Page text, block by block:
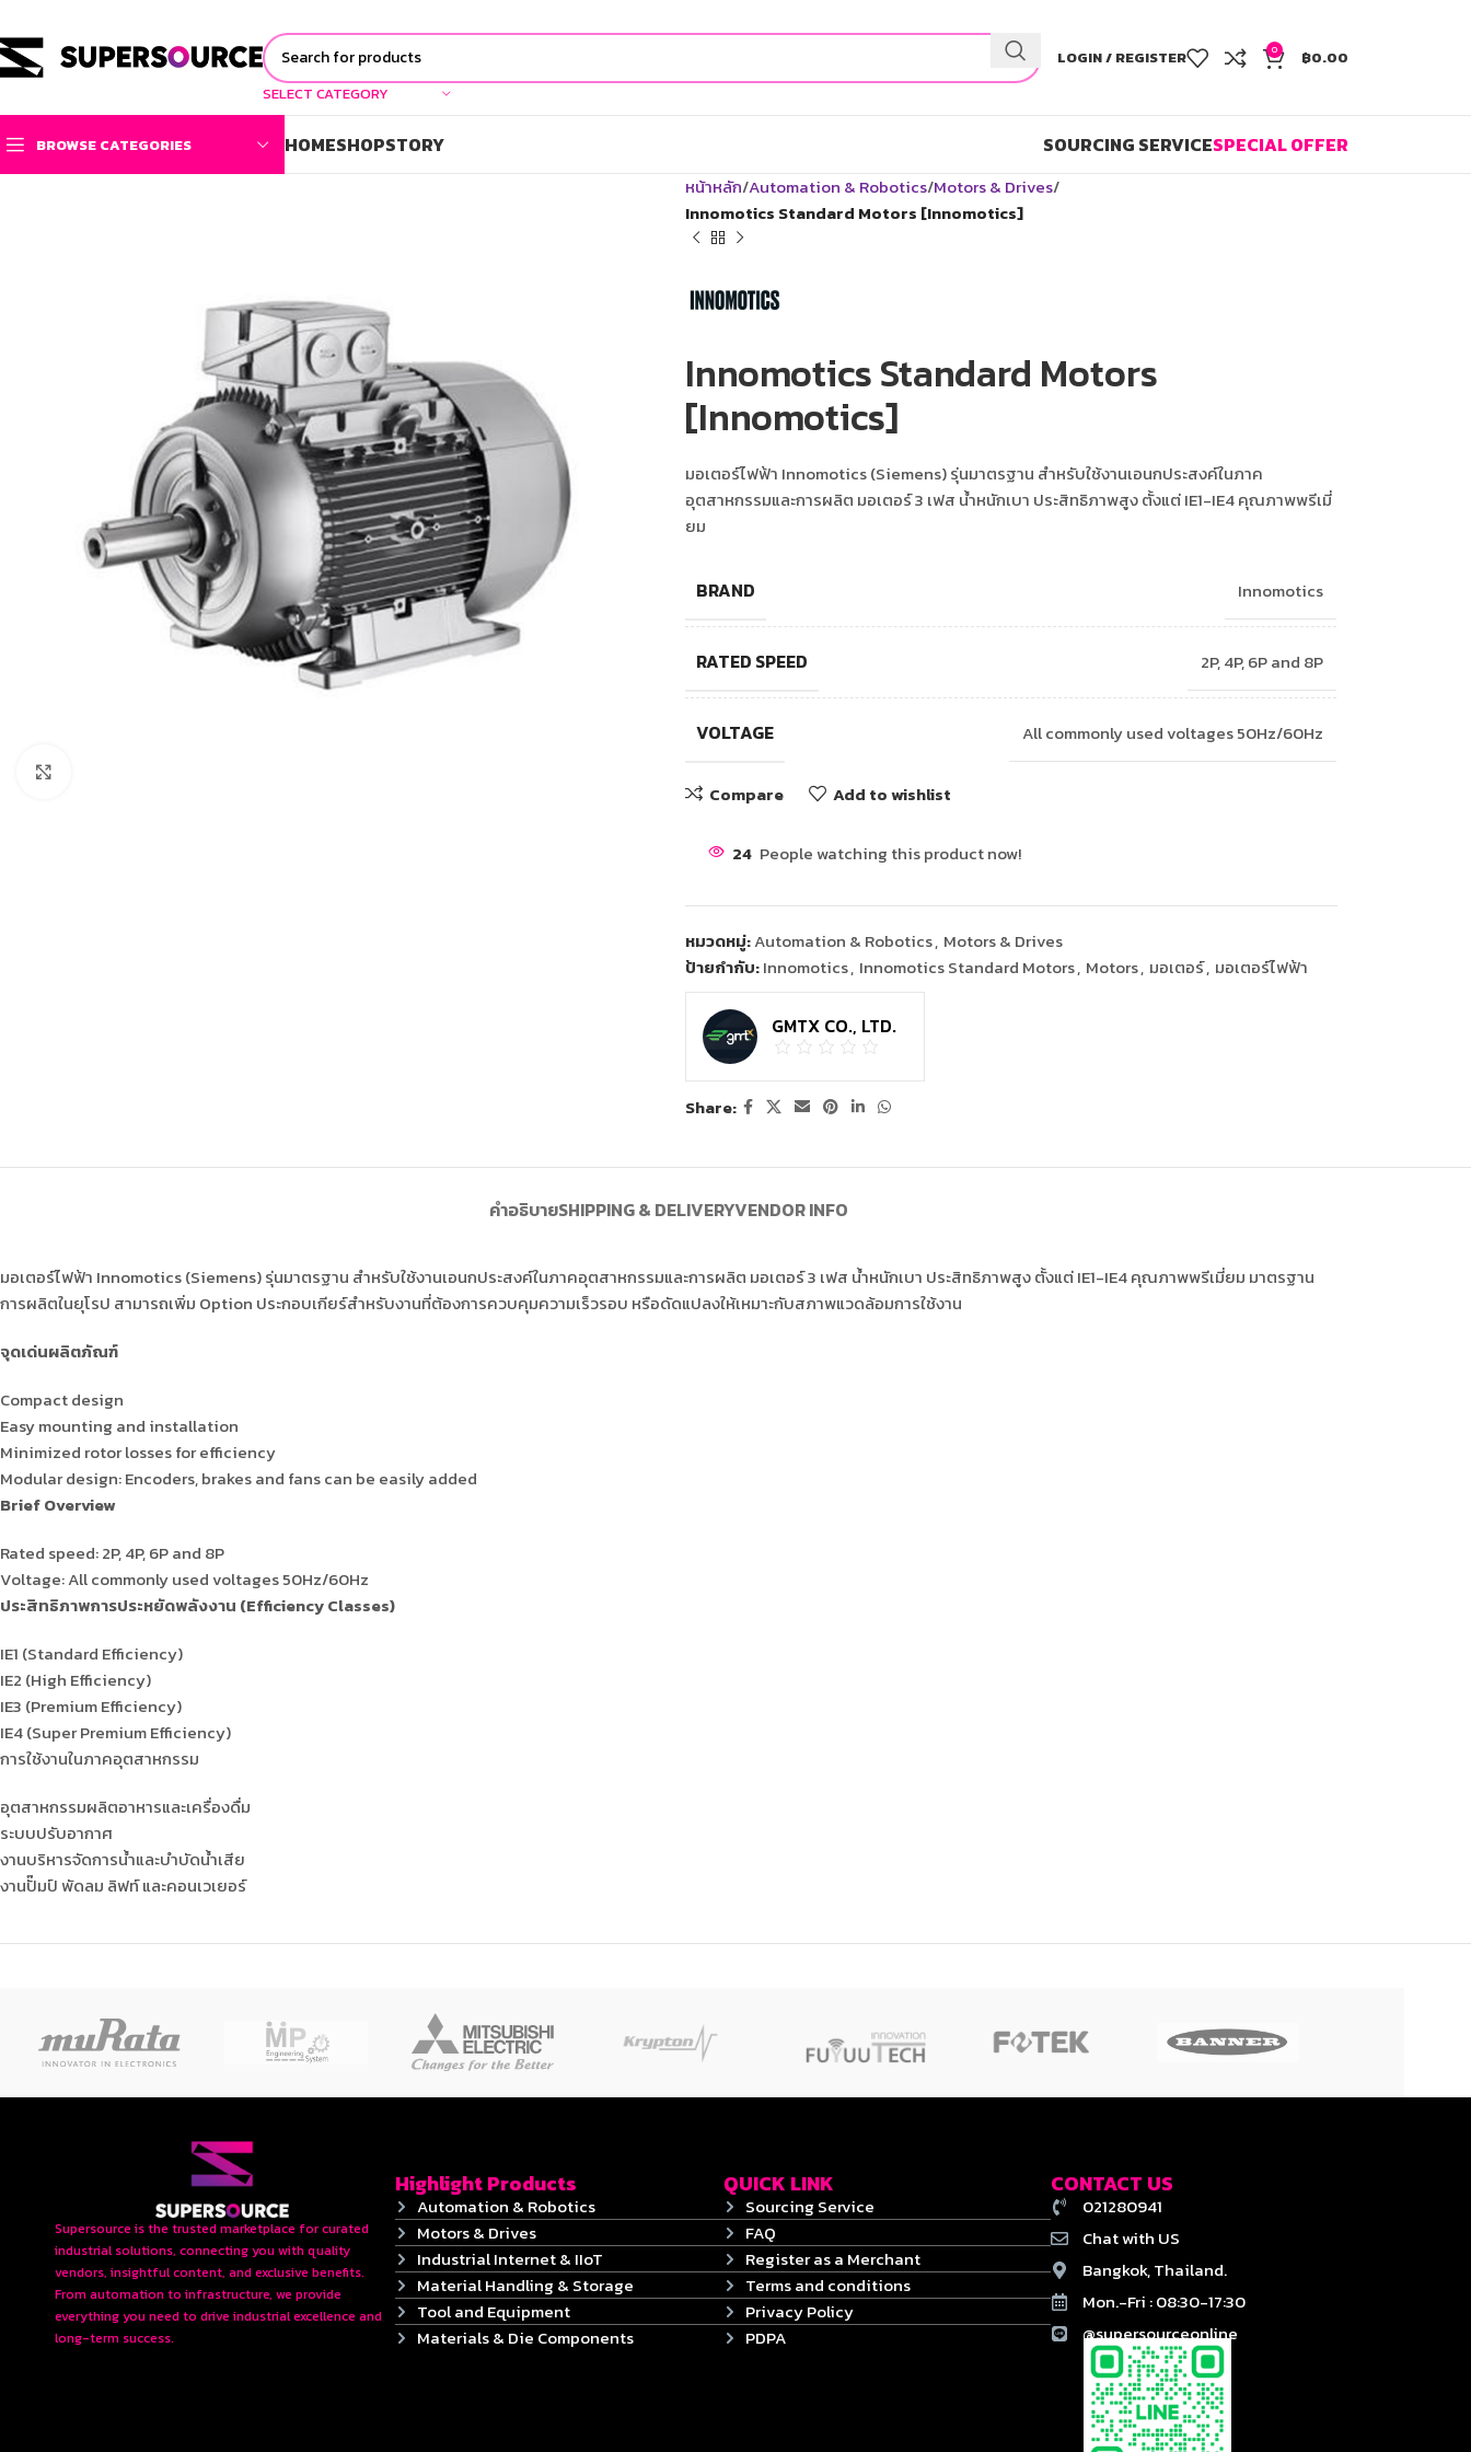
SELECT CATEGORY
LOGIN / REGISTER 0 ฿0.00
BROWSE CATEGORIES HOMESHOPSTORY SOURCING SERVICESPECIAL OFFER
หน้าหลัก Automation & Robotics Motors & Drives
Innomotics Standard Motors [Innomotics]
Innomotics Standard Motors
[Innomotics]
มอเตอร์ไฟฟ้า Innomotics (Siemens) รุ่นมาตรฐาน สำหรับใช้งานเอนกประสงค์ในภาค
อุตสาหกรรมและการผลิต มอเตอร์ 3 เฟส น้ำหนักเบา ประสิทธิภาพสูง ตั้งแต่ IE1-IE4 คุณภาพพรีเมี่
ยม
BRAND Innomotics
RATED SPEED 2P, 4P, 6P and 8P
VOLTAGE All commonly used voltages 50Hz/60Hz
Compare Add to wishlist
24 People watching this product now!
หมวดหมู่:Automation & Robotics, Motors & Drives
ป้ายกำกับ:Innomotics, Innomotics Standard Motors, Motors, มอเตอร์, มอเตอร์ไฟฟ้า
GMTX CO., LTD.
Share:
คำอธิบายSHIPPING & DELIVERYVENDOR INFO
มอเตอร์ไฟฟ้า Innomotics (Siemens) รุ่นมาตรฐาน สำหรับใช้งานเอนกประสงค์ในภาคอุตสาหกรรมและการผลิต มอเตอร์ 3 เฟส น้ำหนักเบา ประสิทธิภาพสูง ตั้งแต่ IE1-IE4 คุณภาพพรีเมี่ยม มาตรฐาน
การผลิตในยุโรป สามารถเพิ่ม Option ประกอบเกียร์สำหรับงานที่ต้องการควบคุมความเร็วรอบ หรือดัดแปลงให้เหมาะกับสภาพแวดล้อมการใช้งาน
จุดเด่นผลิตภัณฑ์
Compact design
Easy mounting and installation
Minimized rotor losses for efficiency
Modular design: Encoders, brakes and fans can be easily added
Brief Overview
Rated speed: 2P, 4P, 6P and 8P
Voltage: All commonly used voltages 50Hz/60Hz
ประสิทธิภาพการประหยัดพลังงาน (Efficiency Classes)
IE1 (Standard Efficiency)
IE2 (High Efficiency)
IE3 (Premium Efficiency)
IE4 (Super Premium Efficiency)
การใช้งานในภาคอุตสาหกรรม
อุตสาหกรรมผลิตอาหารและเครื่องดื่ม
ระบบปรับอากาศ
งานบริหารจัดการน้ำและบำบัดน้ำเสีย
งานปั๊มป์ พัดลม ลิฟท์ และคอนเวเยอร์
Supersource is the trusted marketplace for curated
industrial solutions, connecting you with quality
vendors, insightful content, and exclusive benefits.
From automation to infrastructure, we provide
everything you need to drive industrial excellence and
long-term success.
Highlight Products
Automation & Robotics
Motors & Drives
Industrial Internet & IIoT
Material Handling & Storage
Tool and Equipment
Materials & Die Components
QUICK LINK
Sourcing Service
FAQ
Register as a Merchant
Terms and conditions
Privacy Policy
PDPA
CONTACT US
021280941
Chat with US
Bangkok, Thailand.
Mon.-Fri : 08:30-17:30
@supersourceonline